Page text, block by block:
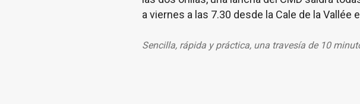
a viernes a las 7.30 desde la Cale de la Vallée
Sencilla, rápida y práctica, una travesía de 10